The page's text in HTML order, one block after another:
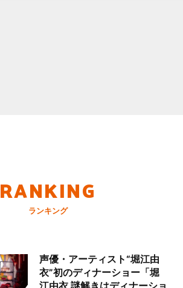
RANKING
ランキング
声優・アーティスト“堀江由
衣”初のディナーショー「堀